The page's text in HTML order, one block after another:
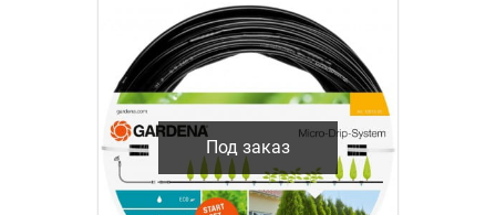
Под заказ